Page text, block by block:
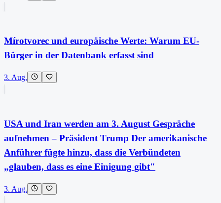
Mírotvorec und europäische Werte: Warum EU-
Bürger in der Datenbank erfasst sind
3. Aug.
USA und Iran werden am 3. August Gespräche
aufnehmen – Präsident Trump Der amerikanische
Anführer fügte hinzu, dass die Verbündeten
„glauben, dass es eine Einigung gibt"
3. Aug.